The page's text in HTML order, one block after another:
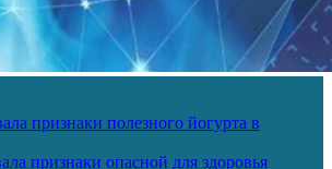
признаки полезного йогурта в
признаки опасной для здоровья